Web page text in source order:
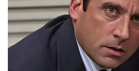
for-children/